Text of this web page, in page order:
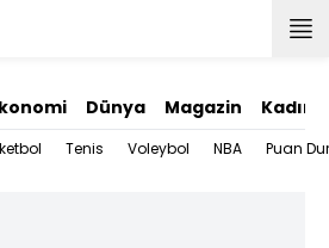
Dünya Magazin Kadın
Tenis Voleybol NBA Puan